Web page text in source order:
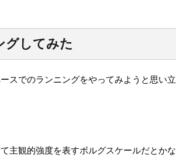
グしてみた
スでのランニングをやってみようと思い立
主観的強度を表すボルグスケールだとかな